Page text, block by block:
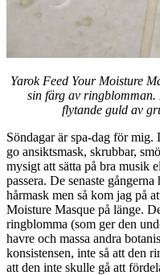
Yarok Feed Your Moisture
sin färg av
flytande guld av
Söndagar är spa-dag för mig.
go ansiktsmask, skrubbar,
mysigt att sätta på bra musik
passera. De senaste
hårmask men så kom jag på
Moisture Masque på länge.
ringblomma (som ger den
havre och massa andra
konsistensen, inte så att den
att den inte skulle gå att